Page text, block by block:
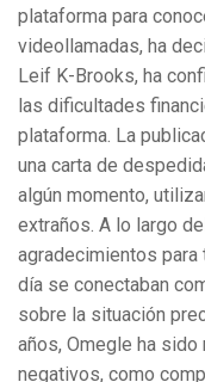
plataforma para
videollamadas, ha
Leif K-Brooks, ha
las dificultades
plataforma. La
una carta de
algún momento,
extraños. A lo largo
agradecimientos
día se conectaban
sobre la situación
años, Omegle ha
negativos, como